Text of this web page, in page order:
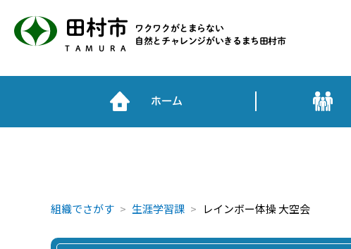
田村市
TAMURA
ワクワクがとまらない
自然とチャレンジがいきるまち田村市
ホーム
組織でさがす 生涯学習課 レインボー体操 大空会